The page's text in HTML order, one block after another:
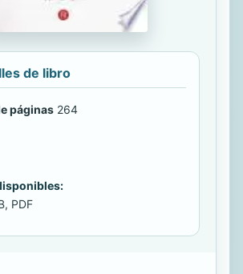
de libro
páginas 264
PDF